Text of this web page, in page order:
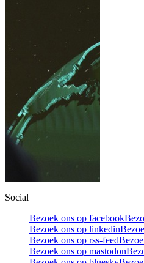
Social
Bezoek ons op facebook
Bezoek ons op linkedin
Bezoek ons op rss-feed
Bezoek ons op mastodon